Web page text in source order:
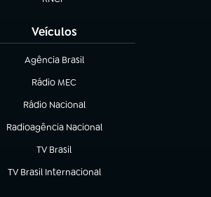
(abre em nova aba)
Veículos
Agência Brasil
(abre em nova aba)
Rádio MEC
(abre em nova aba)
Rádio Nacional
Radioagência Nacional
(abre em nova aba)
TV Brasil
(abre em nova aba)
TV Brasil Internacional
(abre em nova aba)